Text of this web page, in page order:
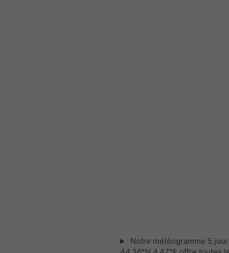
Notre météogramme 5